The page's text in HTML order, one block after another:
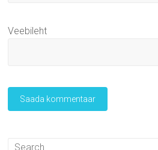
Veebileht